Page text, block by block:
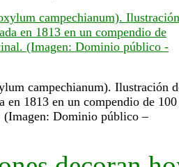
campechianum). Ilustración
en 1813 en un compendio de 100
(Imagen: Dominio público –